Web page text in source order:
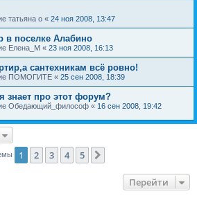
татьяна о « 24 ноя 2008, 13:47
в поселке Алабино
Елена_М « 23 ноя 2008, 16:13
сантехникам всё ровно!
ПОМОГИТЕ « 25 сен 2008, 18:39
знает про этот форум?
Обедающий_философ « 16 сен 2008, 19:42
1 2 3 4 5
Перейти